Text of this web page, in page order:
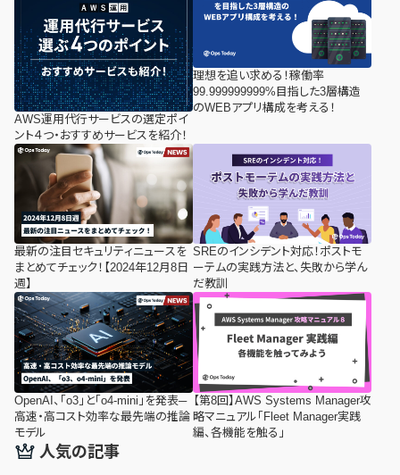
AWS運用代行サービスの選定ポイ
ント４つ・おすすめサービスを紹介！
理想を追い求める！稼働率
99.999999999%目指した3層構造
のWEBアプリ構成を考える！
最新の注目セキュリティニュースを
まとめてチェック！【2024年12月8日
週】
SREのインシデント対応！ポストモ
ーテムの実践方法と、失敗から学ん
だ教訓
OpenAI、「o3」と「o4-mini」を発表─
高速・高コスト効率な最先端の推論
モデル
【第8回】AWS Systems Manager攻
略マニュアル「Fleet Manager実践
編、各機能を触る」
人気の記事